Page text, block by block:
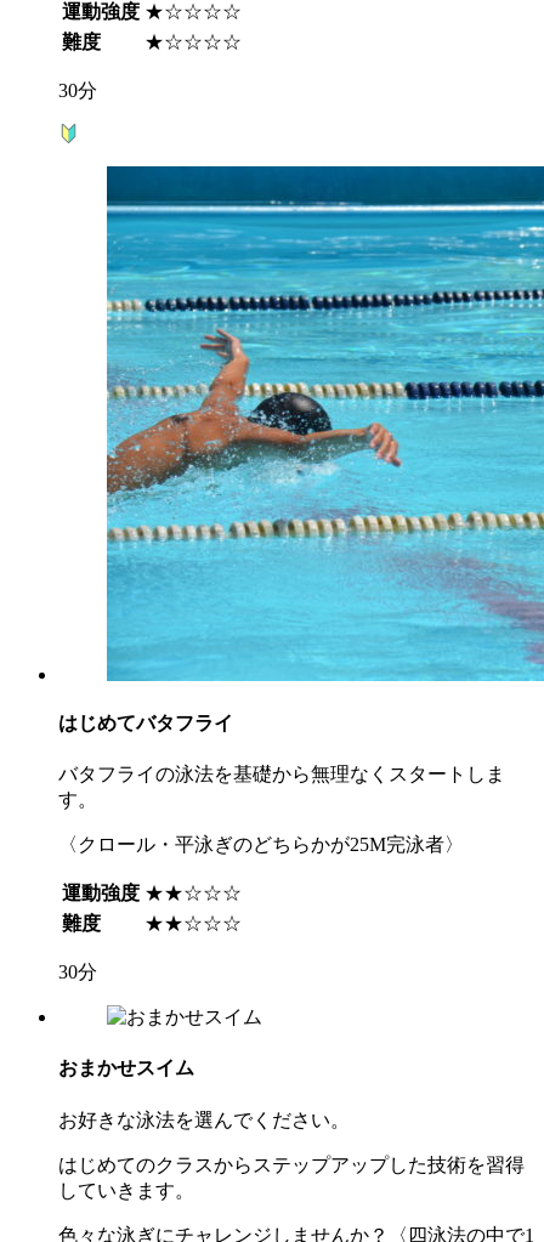
運動強度 ★☆☆☆☆
難度
★☆☆☆☆
30分
はじめてバタフライ
バタフライの泳法を基礎から無理なくスタートしま
す。
〈クロール・平泳ぎのどちらかが25M完泳者〉
運動強度 ★★☆☆☆
難度
★★☆☆☆
30分
おまかせスイム
お好きな泳法を選んでください。
はじめてのクラスからステップアップした技術を習得
していきます。
色々な泳ぎにチャレンジしませんか？〈四泳法の中で1